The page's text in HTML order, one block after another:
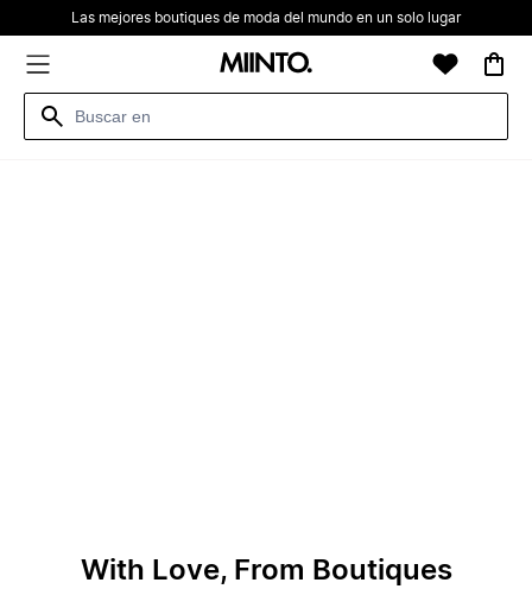
Las mejores boutiques de moda del mundo en un solo lugar
With Love, From Boutiques